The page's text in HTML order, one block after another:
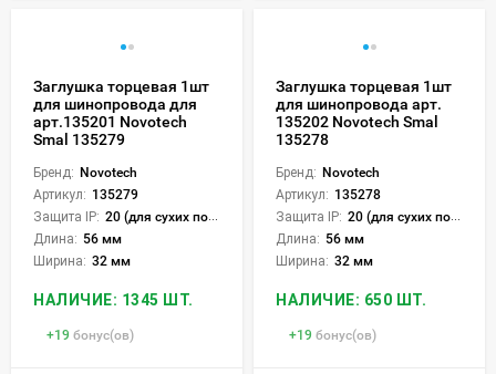
Заглушка торцевая 1шт
для шинопровода для
арт.135201 Novotech
Smal 135279
Бренд: Novotech
Артикул: 135279
Защита IP: 20 (для сухих пом.)
Длина: 56 мм
Ширина: 32 мм
НАЛИЧИЕ: 1345 ШТ.
+19 бонус(ов)
Заглушка торцевая 1шт
для шинопровода арт.
135202 Novotech Smal
135278
Бренд: Novotech
Артикул: 135278
Защита IP: 20 (для сухих пом.)
Длина: 56 мм
Ширина: 32 мм
НАЛИЧИЕ: 650 ШТ.
+19 бонус(ов)